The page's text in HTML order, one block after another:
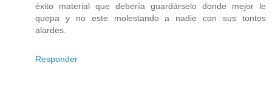
éxito material que debería guardárselo donde mejor le
quepa y no este molestando a nadie con sus tontos
alardes.
Responder